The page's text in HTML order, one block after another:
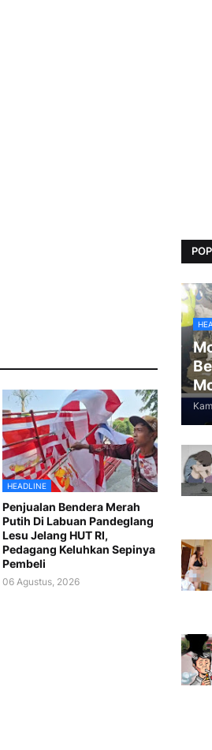
HEADLINE
Penjualan Bendera Merah
Putih Di Labuan Pandeglang
Lesu Jelang HUT RI,
Pedagang Keluhkan Sepinya
Pembeli
06 Agustus, 2026